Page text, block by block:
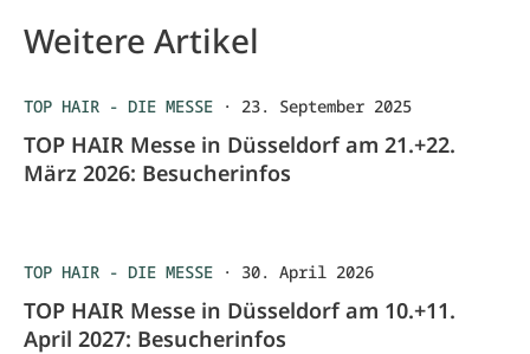
Weitere Artikel
TOP HAIR - DIE MESSE · 23. September 2025
TOP HAIR Messe in Düsseldorf am 21.+22.
März 2026: Besucherinfos
TOP HAIR - DIE MESSE · 30. April 2026
TOP HAIR Messe in Düsseldorf am 10.+11.
April 2027: Besucherinfos